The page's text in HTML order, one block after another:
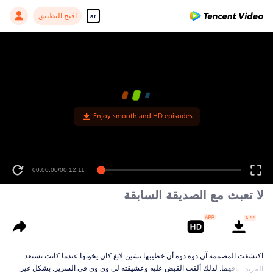
ar افتح التطبيق
Enjoy smooth and HD episodes
00:00:00/00:12:11
لا تعبث مع الصديقة السابقة
اكتشفت المصممة آن دوه دوه أن خطيبها تشين لانغ كان يخونها عندما كانت تستعد
لحفل زفافهما. لذلك ألقت القبض عليه وعشيقته لي وي وي في السرير. بشكل غير
المزيد